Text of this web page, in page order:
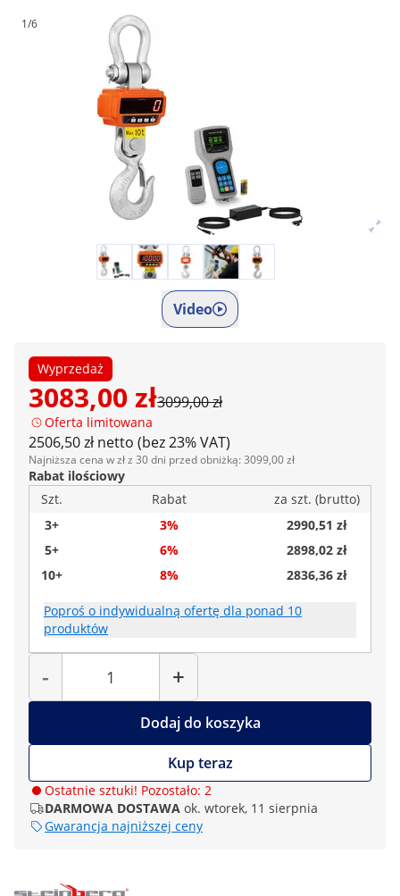
1/6
Video
Wyprzedaż
3083,00 zł3099,00 zł
Oferta limitowana
2506,50 zł netto (bez 23% VAT)
Najniższa cena w zł z 30 dni przed obniżką: 3099,00 zł
Rabat ilościowy
Szt.
Rabat
za szt. (brutto)
3+
3%
2990,51 zł
5+
6%
2898,02 zł
10+
8% 2836,36 zł
Poproś o indywidualną ofertę dla ponad 10
produktów
-
Liczba
+
Dodaj do koszyka
Kup teraz
Ostatnie sztuki! Pozostało: 2
DARMOWA DOSTAWA ok. wtorek, 11 sierpnia
Gwarancja najniższej ceny